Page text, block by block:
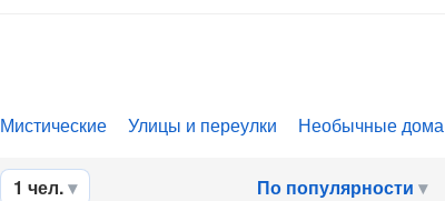
Мистические Улицы и переулки Необычные дома
1 чел. По популярности